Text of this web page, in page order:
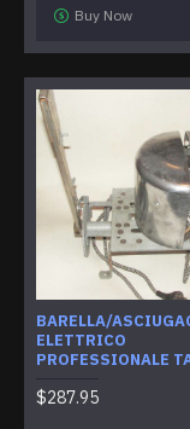
Buy Now
BARELLA/
ELETTRICO
PROFESSIONALE
$287.95